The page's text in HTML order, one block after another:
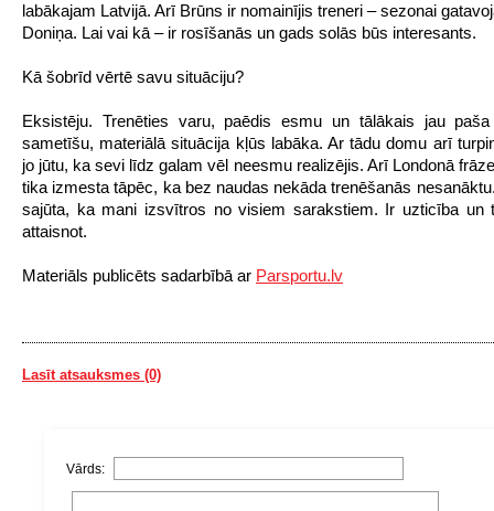
labākajam Latvijā. Arī Brūns ir nomainījis treneri – sezonai
Doniņa. Lai vai kā – ir rosīšanās un gads solās būs interesants.
Kā šobrīd vērtē savu situāciju?
Eksistēju. Trenēties varu, paēdis esmu un tālākais jau
sametīšu, materiālā situācija kļūs labāka. Ar tādu domu arī
jo jūtu, ka sevi līdz galam vēl neesmu realizējis. Arī Londonā
tika izmesta tāpēc, ka bez naudas nekāda trenēšanās
sajūta, ka mani izsvītros no visiem sarakstiem. Ir uzticība un
attaisnot.
Materiāls publicēts sadarbībā ar Parsportu.lv
Lasīt atsauksmes (0)
Vārds: